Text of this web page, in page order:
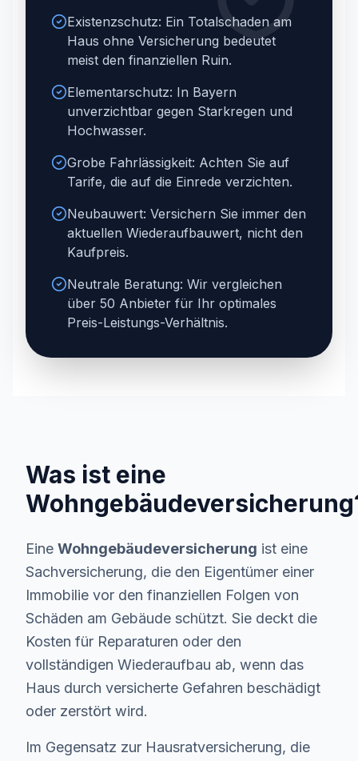
Existenzschutz: Ein Totalschaden am
Haus ohne Versicherung bedeutet
meist den finanziellen Ruin.
Elementarschutz: In Bayern
unverzichtbar gegen Starkregen und
Hochwasser.
Grobe Fahrlässigkeit: Achten Sie auf
Tarife, die auf die Einrede verzichten.
Neubauwert: Versichern Sie immer den
aktuellen Wiederaufbauwert, nicht den
Kaufpreis.
Neutrale Beratung: Wir vergleichen
über 50 Anbieter für Ihr optimales
Preis-Leistungs-Verhältnis.
Was ist eine
Eine Wohngebäudeversicherung ist eine
Sachversicherung, die den Eigentümer einer
Immobilie vor den finanziellen Folgen von
Schäden am Gebäude schützt. Sie deckt die
Kosten für Reparaturen oder den
vollständigen Wiederaufbau ab, wenn das
Haus durch versicherte Gefahren beschädigt
oder zerstört wird.
Im Gegensatz zur Hausratversicherung, die